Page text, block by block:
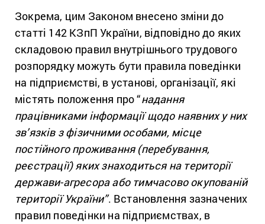
Зокрема, цим Законом внесено зміни до
статті 142 КЗпП України, відповідно до яких
складовою правил внутрішнього трудового
розпорядку можуть бути правила поведінки
на підприємстві, в установі, організації, які
містять положення про “надання
працівниками інформації щодо наявних у них
зв’язків з фізичними особами, місце
постійного проживання (перебування,
реєстрації) яких знаходиться на території
держави-агресора або тимчасово окупованій
території України”. Встановлення зазначених
правил поведінки на підприємствах, в